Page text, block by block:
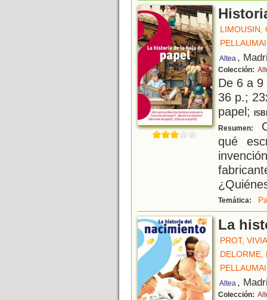
LIMOUSIN,
Altea ,
Colección:
De 6 a
36 p.;
papel;
Resumen:
qué
Temática:
La
PROT,
DELORME,
Altea ,
Colección: